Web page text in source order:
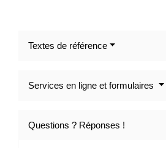
Textes de référence
Services en ligne et formulaires
Questions ? Réponses !